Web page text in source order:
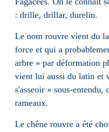
: drille, drillar, durelin.
Le nom rouvre vient du
force et qui a
arbre » par déformation
vient lui aussi du latin et
s'asseoir » sous-entendu,
rameaux.
Le chêne rouvre a été